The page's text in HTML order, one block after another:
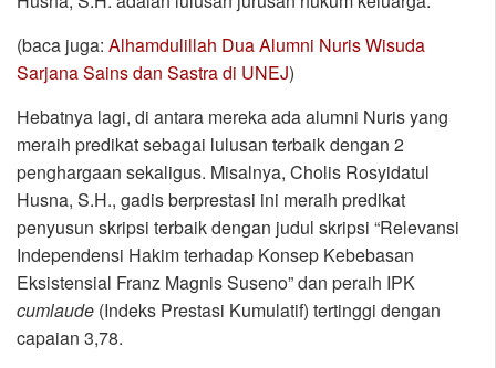
(baca juga: Alhamdulillah Dua Alumni Nuris Wisuda
Sarjana Sains dan Sastra di UNEJ)
Hebatnya lagi, di antara mereka ada alumni Nuris yang
meraih predikat sebagai lulusan terbaik dengan 2
penghargaan sekaligus. Misalnya, Cholis Rosyidatul
Husna, S.H., gadis berprestasi ini meraih predikat
penyusun skripsi terbaik dengan judul skripsi “Relevansi
Independensi Hakim terhadap Konsep Kebebasan
Eksistensial Franz Magnis Suseno” dan peraih IPK
cumlaude (Indeks Prestasi Kumulatif) tertinggi dengan
capaian 3,78.